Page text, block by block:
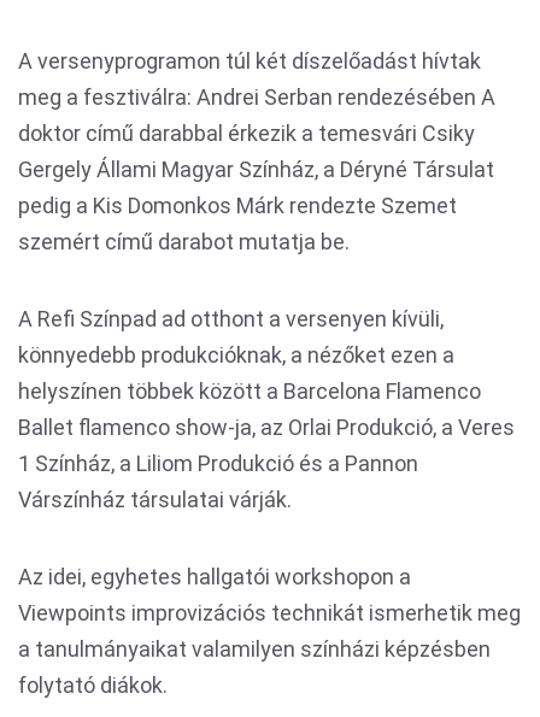
A versenyprogramon túl két díszelőadást hívtak
meg a fesztiválra: Andrei Serban rendezésében A
doktor című darabbal érkezik a temesvári Csiky
Gergely Állami Magyar Színház, a Déryné Társulat
pedig a Kis Domonkos Márk rendezte Szemet
szemért című darabot mutatja be.
A Refi Színpad ad otthont a versenyen kívüli,
könnyedebb produkcióknak, a nézőket ezen a
helyszínen többek között a Barcelona Flamenco
Ballet flamenco show-ja, az Orlai Produkció, a Veres
1 Színház, a Liliom Produkció és a Pannon
Várszínház társulatai várják.
Az idei, egyhetes hallgatói workshopon a
Viewpoints improvizációs technikát ismerhetik meg
a tanulmányaikat valamilyen színházi képzésben
folytató diákok.